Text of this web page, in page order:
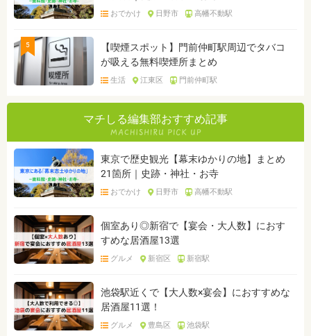
おでかけ 日野市 高幡不動駅
5
【喫煙スポット】門前仲町駅周辺でタバコ
が吸える無料喫煙所まとめ
生活 江東区 門前仲町駅
マチしる編集部おすすめ記事
東京で歴史観光【幕末ゆかりの地】まとめ
21箇所｜史跡・神社・お寺
おでかけ 日野市 高幡不動駅
個室あり◎新宿で【宴会・大人数】におす
すめな居酒屋13選
グルメ 新宿区 新宿駅
池袋駅近くで【大人数×宴会】におすすめな
居酒屋11選！
グルメ 豊島区 池袋駅